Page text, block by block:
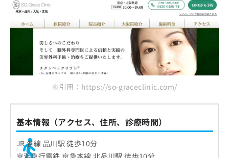
※引用：https://so-graceclinic.com/
基本情報（アクセス、住所、診療時間）
JR 各線 品川駅 徒歩10分
京浜急行電鉄 京急本線 北品川駅 徒歩10分